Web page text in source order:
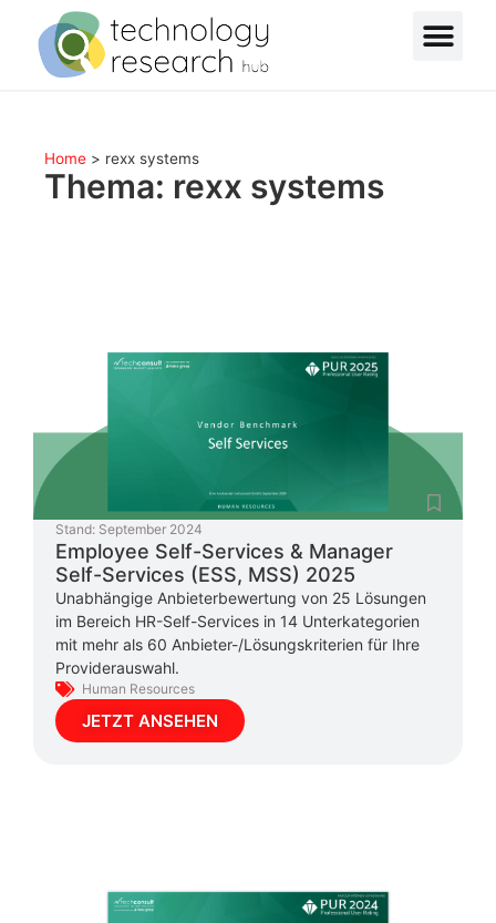
Home > rexx systems
Thema: rexx systems
Stand: September 2024
Employee Self-Services & Manager
Self-Services (ESS, MSS) 2025
Unabhängige Anbieterbewertung von 25 Lösungen
im Bereich HR-Self-Services in 14 Unterkategorien
mit mehr als 60 Anbieter-/Lösungskriterien für Ihre
Providerauswahl.
Human Resources
JETZT ANSEHEN